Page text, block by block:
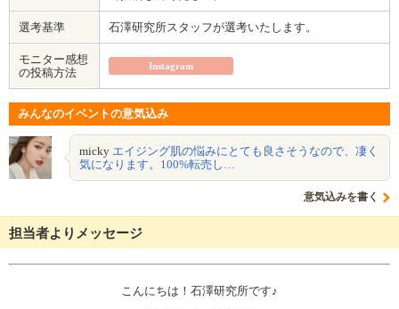
選考基準 石澤研究所スタッフが選考いたします。
モニター感想
の投稿方法
Instagram
みんなのイベントの意気込み
micky エイジング肌の悩みにとても良さそうなので、凄く
気になります。100%転売し…
意気込みを書く
担当者よりメッセージ
こんにちは！石澤研究所です♪